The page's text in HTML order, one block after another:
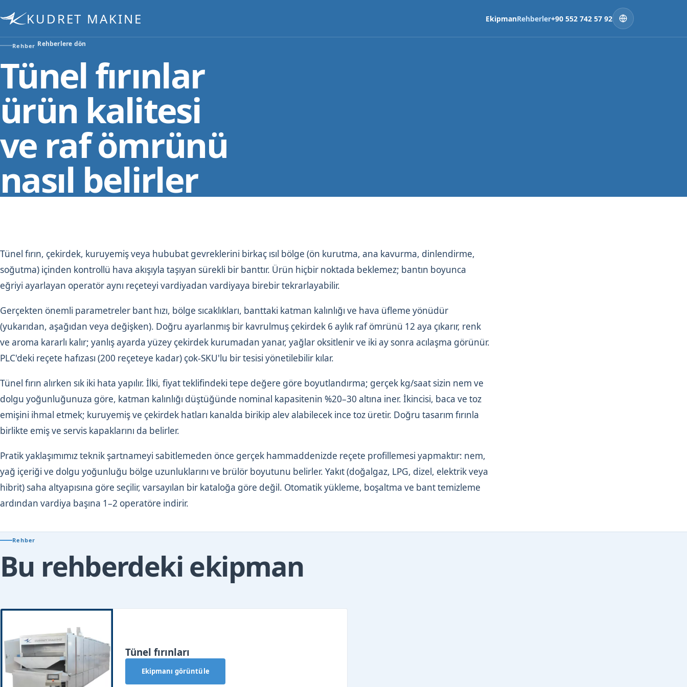
KUDRET MAKINE EkipmanRehberler+90 552 742 57 92
Rehber Rehberlere dön
Tünel fırınlar
ürün kalitesi
ve raf ömrünü
nasıl belirler
Tünel fırın, çekirdek, kuruyemiş veya hububat gevreklerini birkaç ısıl bölge (ön kurutma, ana kavurma, dinlendirme,
soğutma) içinden kontrollü hava akışıyla taşıyan sürekli bir banttır. Ürün hiçbir noktada beklemez; bantın boyunca
eğriyi ayarlayan operatör aynı reçeteyi vardiyadan vardiyaya birebir tekrarlayabilir.
Gerçekten önemli parametreler bant hızı, bölge sıcaklıkları, banttaki katman kalınlığı ve hava üfleme yönüdür
(yukarıdan, aşağıdan veya değişken). Doğru ayarlanmış bir kavrulmuş çekirdek 6 aylık raf ömrünü 12 aya çıkarır, renk
ve aroma kararlı kalır; yanlış ayarda yüzey çekirdek kurumadan yanar, yağlar oksitlenir ve iki ay sonra acılaşma görünür.
PLC'deki reçete hafızası (200 reçeteye kadar) çok-SKU'lu bir tesisi yönetilebilir kılar.
Tünel fırın alırken sık iki hata yapılır. İlki, fiyat teklifindeki tepe değere göre boyutlandırma; gerçek kg/saat sizin nem ve
dolgu yoğunluğunuza göre, katman kalınlığı düştüğünde nominal kapasitenin %20–30 altına iner. İkincisi, baca ve toz
emişini ihmal etmek; kuruyemiş ve çekirdek hatları kanalda birikip alev alabilecek ince toz üretir. Doğru tasarım fırınla
birlikte emiş ve servis kapaklarını da belirler.
Pratik yaklaşımımız teknik şartnameyi sabitlemeden önce gerçek hammaddenizde reçete profillemesi yapmaktır: nem,
yağ içeriği ve dolgu yoğunluğu bölge uzunluklarını ve brülör boyutunu belirler. Yakıt (doğalgaz, LPG, dizel, elektrik veya
hibrit) saha altyapısına göre seçilir, varsayılan bir kataloğa göre değil. Otomatik yükleme, boşaltma ve bant temizleme
ardından vardiya başına 1–2 operatöre indirir.
Rehber
Bu rehberdeki ekipman
Tünel fırınları
Ekipmanı görüntüle